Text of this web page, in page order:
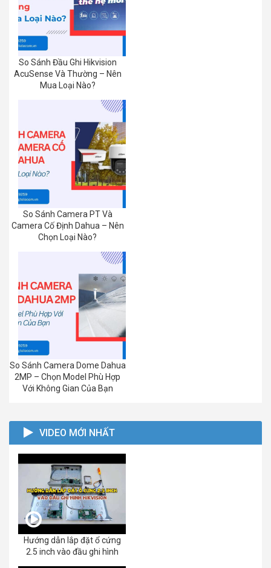
So Sánh Đầu Ghi Hikvision
AcuSense Và Thường – Nên
Mua Loại Nào?
So Sánh Camera PT Và
Camera Cố Định Dahua – Nên
Chọn Loại Nào?
So Sánh Camera Dome Dahua
2MP – Chọn Model Phù Hợp
Với Không Gian Của Bạn
VIDEO MỚI NHẤT
Hướng dẫn lắp đặt ổ cứng
2.5 inch vào đầu ghi hình